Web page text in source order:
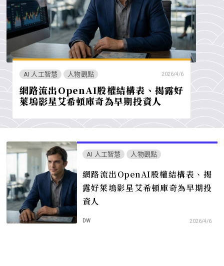
AI 人工智慧 人物觀點 2026/4/6
網路流出OpenAI股權結構表、揭露好
萊塢影星艾希頓庫奇為早期投資人
AI 人工智慧 人物觀點
網路流出OpenAI股權結構表、揭
露好萊塢影星艾希頓庫奇為早期投
資人
DW 2026/4/6